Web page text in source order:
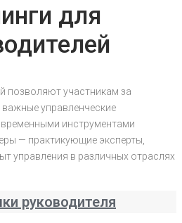
для
позволяют участникам за
управленческие
инструментами
— практикующие эксперты,
управления в различных отраслях
руководителя